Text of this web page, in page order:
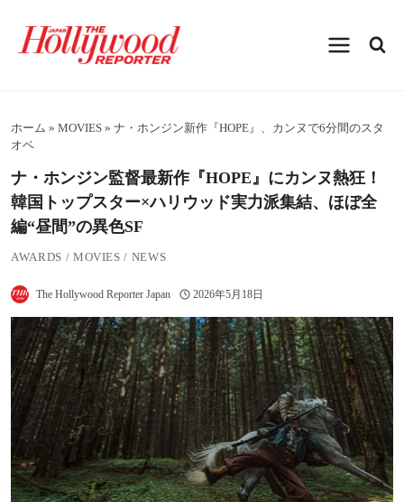
プホーム » MOVIES » ナ・ホンジン新作『HOPE』、カンヌで6分間のスタ
オベ
ナ・ホンジン監督最新作『HOPE』にカンヌ熱狂！
韓国トップスター×ハリウッド実力派集結、ほぼ全
編“昼間”の異色SF
AWARDS / MOVIES / NEWS
The Hollywood Reporter Japan 2026年5月18日